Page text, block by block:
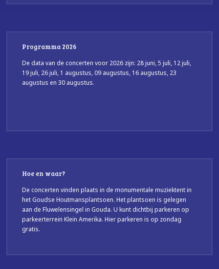
Programma 2026
De data van de concerten voor 2026 zijn: 28 juni, 5 juli, 12 juli,
19 juli, 26 juli, 1 augustus, 09 augustus, 16 augustus, 23
augustus en 30 augustus.
Hoe en waar?
De concerten vinden plaats in de monumentale muziektent in
het Goudse Houtmansplantsoen. Het plantsoen is gelegen
aan de Fluwelensingel in Gouda. U kunt dichtbij parkeren op
parkeerterrein Klein Amerika. Hier parkeren is op zondag
gratis.